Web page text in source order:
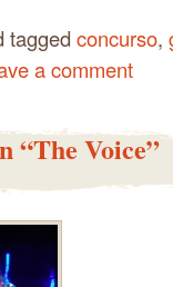
tagged concurso,
a comment
“The Voice”